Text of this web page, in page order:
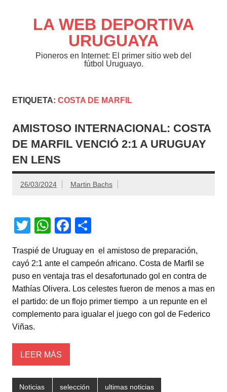
contenidoLA WEB DEPORTIVA
URUGUAYA
Pioneros en Internet: El primer sitio web del
fútbol Uruguayo.
ETIQUETA: COSTA DE MARFIL
AMISTOSO INTERNACIONAL: COSTA
DE MARFIL VENCIÓ 2:1 A URUGUAY
EN LENS
26/03/2024 Martin Bachs
T
wi
tt
er
W
at
s
A
p
p
F
c
e
b
o
o
m
p
ar
tir
Traspié de Uruguay en el amistoso de preparación,
cayó 2:1 ante el campeón africano. Costa de Marfil se
puso en ventaja tras el desafortunado gol en contra de
Mathías Olivera. Los celestes fueron de menos a mas en
el partido: de un flojo primer tiempo a un repunte en el
complemento para igualar el juego con gol de Federico
Viñas.
LEER MÁS
Noticias selección ultimas noticias